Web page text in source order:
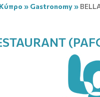
» Gastronomy»